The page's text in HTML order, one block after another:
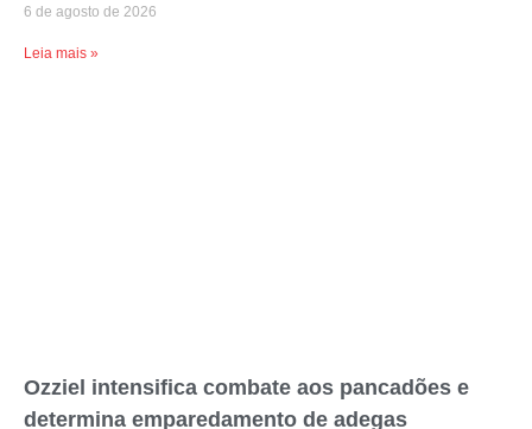
6 de agosto de 2026
Leia mais »
Ozziel intensifica combate aos pancadões e
determina emparedamento de adegas